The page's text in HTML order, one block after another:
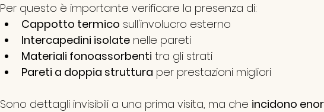
Per questo è importante verificare la presenza di:
Cappotto termico sull'involucro esterno
Intercapedini isolate nelle pareti
Materiali fonoassorbenti tra gli strati
Pareti a doppia struttura per prestazioni migliori
Sono dettagli invisibili a una prima visita, ma che incidono